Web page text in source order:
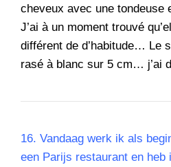
cheveux avec une tondeuse
J’ai à un moment trouvé
différent de d’habitude… Le
rasé à blanc sur 5 cm… j’ai
16. Vandaag werk ik als
een Parijs restaurant en heb